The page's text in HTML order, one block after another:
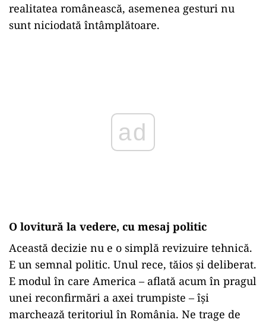
realitatea românească, asemenea gesturi nu
sunt niciodată întâmplătoare.
O lovitură la vedere, cu mesaj politic
Această decizie nu e o simplă revizuire tehnică.
E un semnal politic. Unul rece, tăios și deliberat.
E modul în care America – aflată acum în pragul
unei reconfirmări a axei trumpiste – își
marchează teritoriul în România. Ne trage de